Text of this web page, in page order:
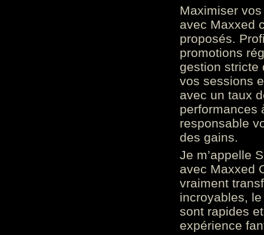
Maximiser
avec Maxxed
proposés.
promotions
gestion stricte
vos sessions
avec un taux
performances
responsable
des gains.
Je m’appelle
avec Maxxed
vraiment
incroyables,
sont rapides
expérience